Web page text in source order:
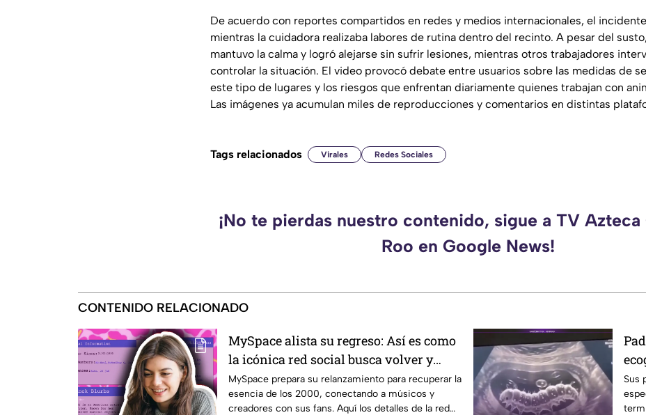
De acuerdo con reportes compartidos en redes y medios internacionales, el
mientras la cuidadora realizaba labores de rutina dentro del recinto. A pesar del
mantuvo la calma y logró alejarse sin sufrir lesiones, mientras otros trabajadores
controlar la situación. El video provocó debate entre usuarios sobre las medidas de
este tipo de lugares y los riesgos que enfrentan diariamente quienes trabajan con
Las imágenes ya acumulan miles de reproducciones y comentarios en distintas
Tags relacionados Virales Redes Sociales
¡No te pierdas nuestro contenido, sigue a TV Azteca
Roo en Google News!
CONTENIDO RELACIONADO
MySpace alista su regreso: Así es como
la icónica red social busca volver y
revivir la esencia de los años 2000
MySpace prepara su relanzamiento para recuperar la
esencia de los 2000, conectando a músicos y
creadores con sus fans. Aquí los detalles de la red
Sus